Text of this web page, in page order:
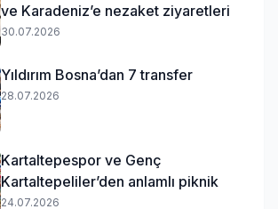
ve Karadeniz’e nezaket ziyaretleri
30.07.2026
Yıldırım Bosna’dan 7 transfer
28.07.2026
Kartaltepespor ve Genç
Kartaltepeliler’den anlamlı piknik
24.07.2026